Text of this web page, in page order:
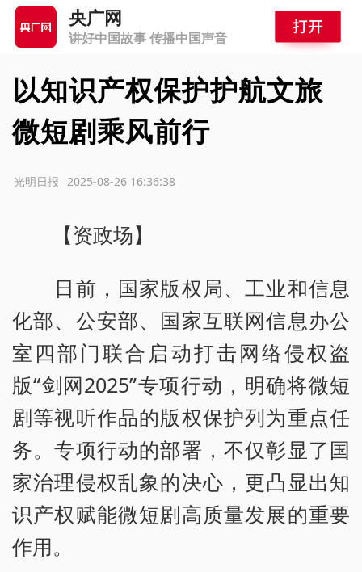
央广网
讲好中国故事 传播中国声音
以知识产权保护护航文旅
微短剧乘风前行
2025-08-26 16:36:38
光明日报
【资政场】
日前，国家版权局、工业和信息
化部、公安部、国家互联网信息办公
室四部门联合启动打击网络侵权盗
版“剑网2025”专项行动，明确将微短
剧等视听作品的版权保护列为重点任
务。专项行动的部署，不仅彰显了国
家治理侵权乱象的决心，更凸显出知
识产权赋能微短剧高质量发展的重要
作用。